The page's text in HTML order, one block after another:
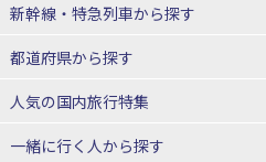
出張パック
秋田⇔東京 新幹線パック
仙台→東京 新幹線パック
富山⇔東京 新幹線パック
東京→仙台 新幹線パック
新幹線・特急列車から探す
北海道新幹線 旅行
山形新幹線 旅行
東海道新幹線 旅行
都道府県から探す
北海道旅行・ツアー
人気の国内旅行特集
東京ディズニーリゾート®への旅
一緒に行く人から探す